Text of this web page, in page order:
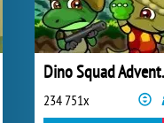
234 751x